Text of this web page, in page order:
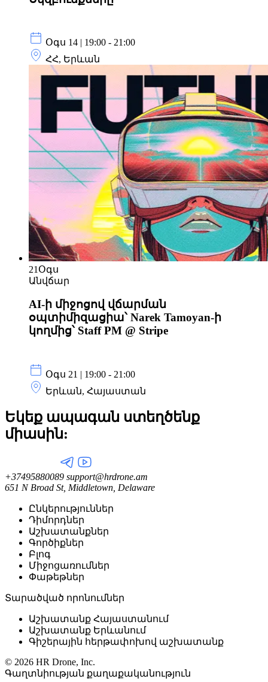
Օգս 14 | 19:00 - 21:00
ՀՀ, Երևան
21 Օգս
Անվճար
AI‑ի միջոցով վճարման
օպտիմիզացիա՝ Narek Tamoyan‑ի
կողմից՝ Staff PM @ Stripe
Օգս 21 | 19:00 - 21:00
Երևան, Հայաստան
Եկեք ապագան ստեղծենք
միասին:
+37495880089 support@hrdrone.am
651 N Broad St, Middletown, Delaware
Ընկերություններ
Դիմորդներ
Աշխատանքներ
Գործիքներ
Բլոգ
Միջոցառումներ
Փաթեթներ
Տարածված որոնումներ
Աշխատանք Հայաստանում
Աշխատանք Երևանում
Գիշերային հերթափոխով աշխատանք
© 2026 HR Drone, Inc.
Գաղտնիության քաղաքականություն